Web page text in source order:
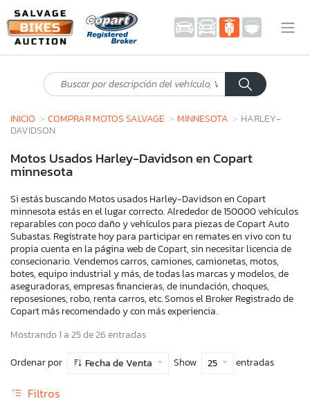
INICIO COMPRAR MOTOS SALVAGE MINNESOTA
HARLEY-
DAVIDSON
Motos Usados Harley-Davidson en Copart
minnesota
Si estás buscando Motos usados Harley-Davidson en Copart
minnesota estás en el lugar correcto. Alrededor de 150000 vehículos
reparables con poco daño y vehículos para piezas de Copart Auto
Subastas. Regístrate hoy para participar en remates en vivo con tu
propia cuenta en la página web de Copart, sin necesitar licencia de
consecionario. Vendemos carros, camiones, camionetas, motos,
botes, equipo industrial y más, de todas las marcas y modelos, de
aseguradoras, empresas financieras, de inundación, choques,
reposesiones, robo, renta carros, etc. Somos el Broker Registrado de
Copart más recomendado y con más experiencia.
Mostrando 1 a 25 de 26 entradas
Ordenar por
Fecha de Venta Show 25 entradas
Filtros